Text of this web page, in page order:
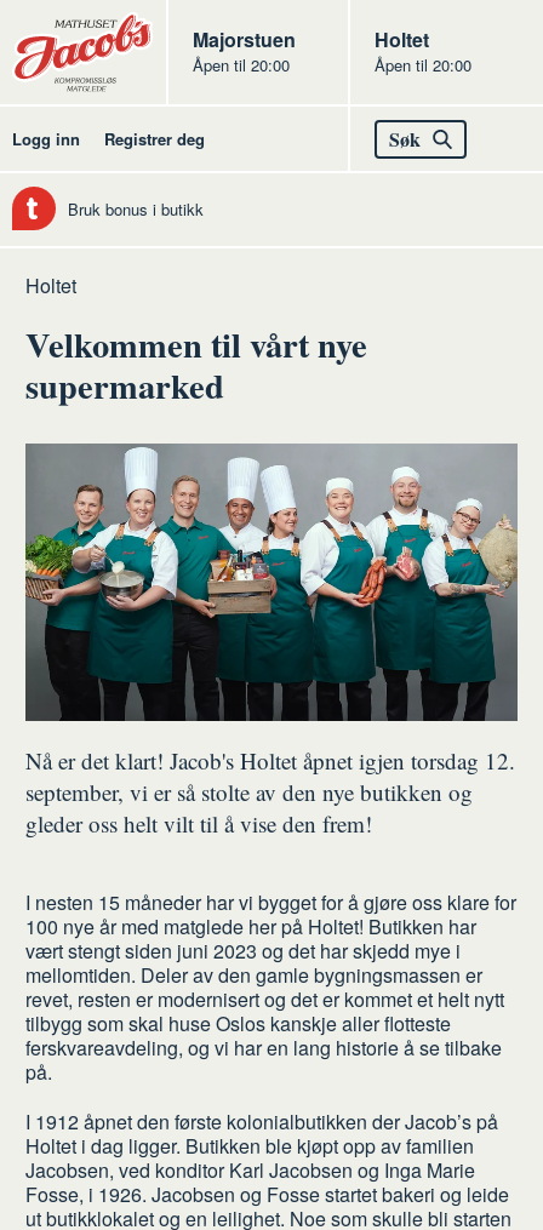
Butikker
Jacobs
Majorstuen
Åpen til 20:00
Jacobs
Holtet
Åpen til 20:00
Logg inn Registrer deg Søk
Bruk bonus i butikk
Hjem
Holtet
Velkommen til vårt nye
supermarked
Nå er det klart! Jacob's Holtet åpnet igjen torsdag 12.
september, vi er så stolte av den nye butikken og
gleder oss helt vilt til å vise den frem!
I nesten 15 måneder har vi bygget for å gjøre oss klare for
100 nye år med matglede her på Holtet! Butikken har
vært stengt siden juni 2023 og det har skjedd mye i
mellomtiden. Deler av den gamle bygningsmassen er
revet, resten er modernisert og det er kommet et helt nytt
tilbygg som skal huse Oslos kanskje aller flotteste
ferskvareavdeling, og vi har en lang historie å se tilbake
på.
I 1912 åpnet den første kolonialbutikken der Jacob’s på
Holtet i dag ligger. Butikken ble kjøpt opp av familien
Jacobsen, ved konditor Karl Jacobsen og Inga Marie
Fosse, i 1926. Jacobsen og Fosse startet bakeri og leide
ut butikklokalet og en leilighet. Noe somskulle bli starten